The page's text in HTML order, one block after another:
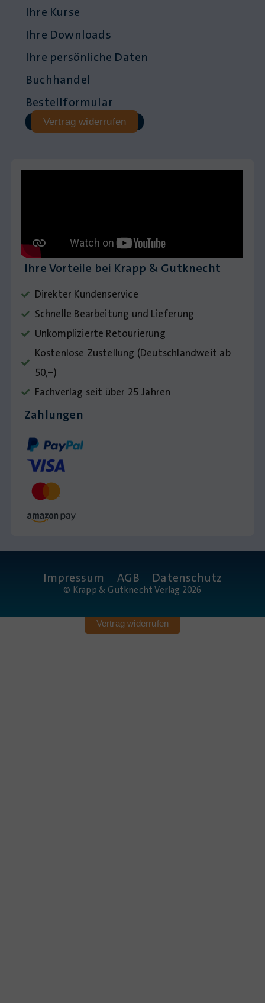
Ihre Kurse
Ihre Downloads
Ihre persönliche Daten
Buchhandel
Bestellformular
Vertrag widerrufen
Ihre Vorteile bei Krapp & Gutknecht
Direkter Kundenservice
Schnelle Bearbeitung und Lieferung
Unkomplizierte Retourierung
Kostenlose Zustellung (Deutschlandweit ab
50,–)
Fachverlag seit über 25 Jahren
Zahlungen
Impressum AGB Datenschutz
© Krapp & Gutknecht Verlag 2026
Vertrag widerrufen